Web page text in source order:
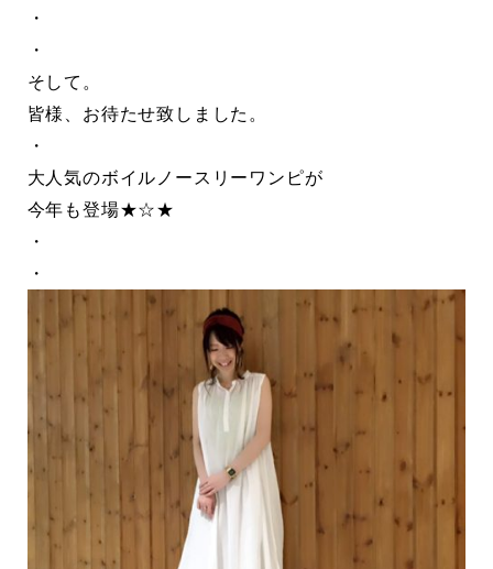
・
・
そして。
皆様、お待たせ致しました。
・
大人気のボイルノースリーワンピが
今年も登場★☆★
・
・